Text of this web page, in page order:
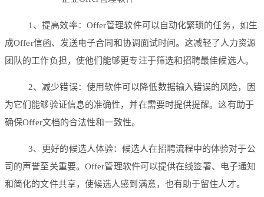
1、提高效率：Offer管理软件可以自动化繁琐的任务，如生
成Offer信函、发送电子合同和协调面试时间。这减轻了人力资源
团队的工作负担，使他们能够更专注于筛选和招聘最佳候选人。
2、减少错误：使用软件可以降低数据输入错误的风险，因
为它们能够验证信息的准确性，并在需要时提供提醒。这有助于
确保Offer文档的合法性和一致性。
3、更好的候选人体验：候选人在招聘流程中的体验对于公
司的声誉至关重要。Offer管理软件可以提供在线签署、电子通知
和简化的文件共享，使候选人感到满意，也有助于留住人才。